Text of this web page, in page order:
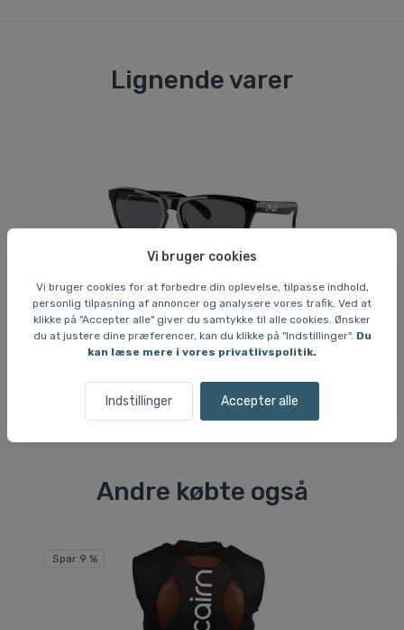
Vi bruger cookies
Vi bruger cookies for at forbedre din oplevelse, tilpasse indhold,
personlig tilpasning af annoncer og analysere vores trafik. Ved at
klikke på "Accepter alle" giver du samtykke til alle cookies. Ønsker
du at justere dine præferencer, kan du klikke på "Indstillinger". Du
kan læse mere i vores privatlivspolitik.
Indstillinger Accepter alle
Lignende varer
Solbriller
757 DKK
Andre købte også
Spar 9 %